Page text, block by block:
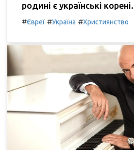
родині є українські корені.
#Євреї #Україна #Християнство